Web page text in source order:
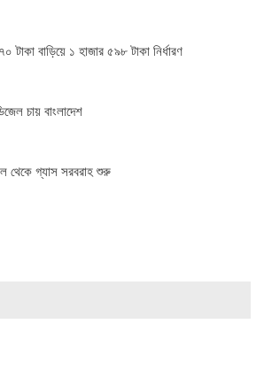
টাকা বাড়িয়ে ১ হাজার ৫৯৮ টাকা নির্ধারণ
চায় বাংলাদেশ
থেকে গ্যাস সরবরাহ শুরু